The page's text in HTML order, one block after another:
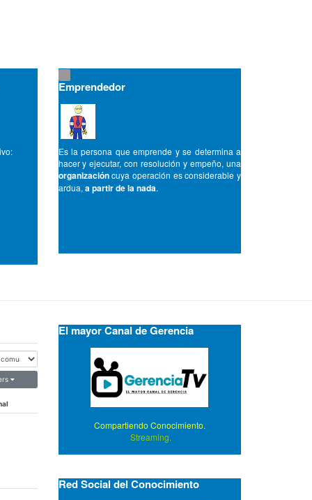
Emprendedor
Es la persona que emprende y se determina a
hacer y ejecutar, con resolución y empeño, una
organizacióncuya operación es considerable y
ardua, a partir de la nada.
El mayor Canal de Gerencia
Compartiendo Conocimiento.
Streaming.
Red Social del Conocimiento